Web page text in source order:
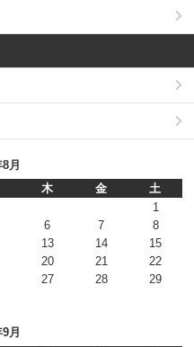
月
木 金
土
1
6 7
8
13 14
15
20 21
22
27 28
29
月